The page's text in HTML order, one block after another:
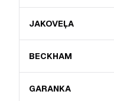
JAKOVEĻA
BECKHAM
GARANKA